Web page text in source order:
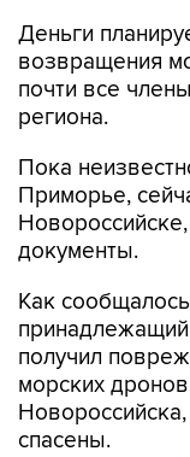
Деньги
возвращения
почти все
региона.
Пока
Приморье,
документы.
Как
принадлежащий
получил
морских
спасены.